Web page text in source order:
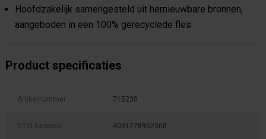
Hoofdzakelijk samengesteld uit hernieuwbare bronnen,
aangeboden in een 100% gerecyclede fles
Product specificaties
Artikelnummer 715230
GTIN barcode 4031278952308